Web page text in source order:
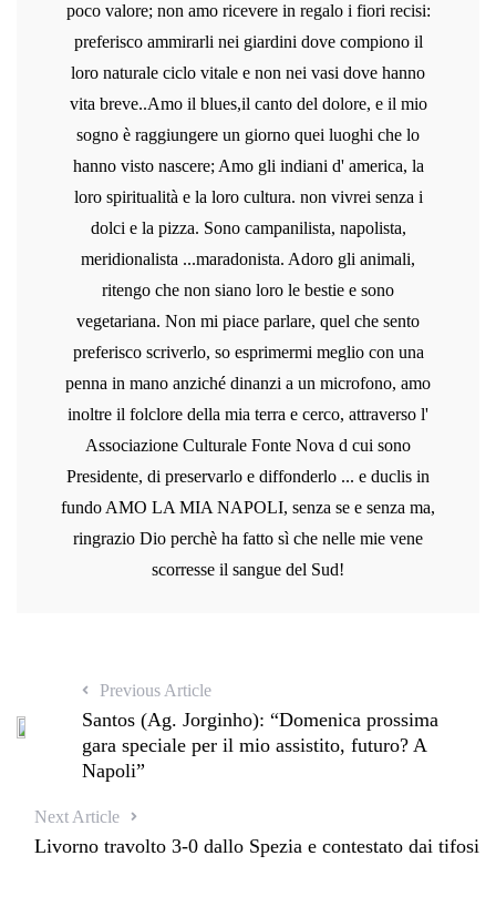
poco valore; non amo ricevere in regalo i fiori recisi:
preferisco ammirarli nei giardini dove compiono il
loro naturale ciclo vitale e non nei vasi dove hanno
vita breve..Amo il blues,il canto del dolore, e il mio
sogno è raggiungere un giorno quei luoghi che lo
hanno visto nascere; Amo gli indiani d' america, la
loro spiritualità e la loro cultura. non vivrei senza i
dolci e la pizza. Sono campanilista, napolista,
meridionalista ...maradonista. Adoro gli animali,
ritengo che non siano loro le bestie e sono
vegetariana. Non mi piace parlare, quel che sento
preferisco scriverlo, so esprimermi meglio con una
penna in mano anziché dinanzi a un microfono, amo
inoltre il folclore della mia terra e cerco, attraverso l'
Associazione Culturale Fonte Nova d cui sono
Presidente, di preservarlo e diffonderlo ... e duclis in
fundo AMO LA MIA NAPOLI, senza se e senza ma,
ringrazio Dio perchè ha fatto sì che nelle mie vene
scorresse il sangue del Sud!
Previous Article
Santos (Ag. Jorginho): “Domenica prossima
gara speciale per il mio assistito, futuro? A
Napoli”
Next Article
Livorno travolto 3-0 dallo Spezia e contestato dai tifosi